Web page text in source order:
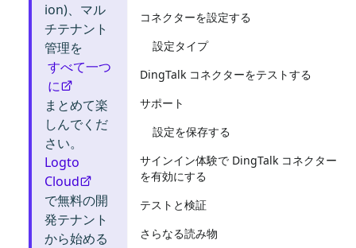
ion)、マル
チテナント
管理を
すべて一つ
に
まとめて楽
しんでくだ
さい。
Logto
Cloud
で無料の開
発テナント
から始める
コネクターを設定する
設定タイプ
DingTalk コネクターをテストする
サポート
設定を保存する
サインイン体験で DingTalk コネクター
を有効にする
テストと検証
さらなる読み物